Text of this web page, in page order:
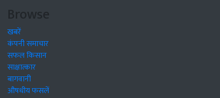
Browse
खबरें
कंपनी समाचार
सफल किसान
साक्षात्कार
बागवानी
औषधीय फसलें